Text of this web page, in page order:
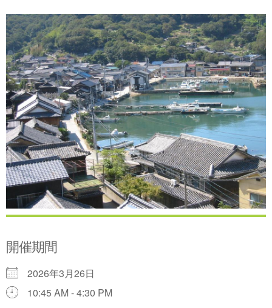
開催期間
2026年3月26日
10:45 AM - 4:30 PM